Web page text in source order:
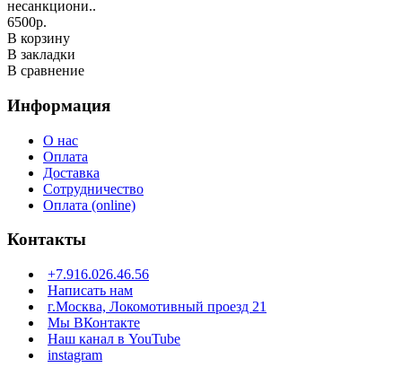
несанкциони..
6500р.
В корзину
В закладки
В сравнение
Информация
О нас
Оплата
Доставка
Сотрудничество
Оплата (online)
Контакты
+7.916.026.46.56
Написать нам
г.Москва, Локомотивный проезд 21
Мы ВКонтакте
Наш канал в YouTube
instagram